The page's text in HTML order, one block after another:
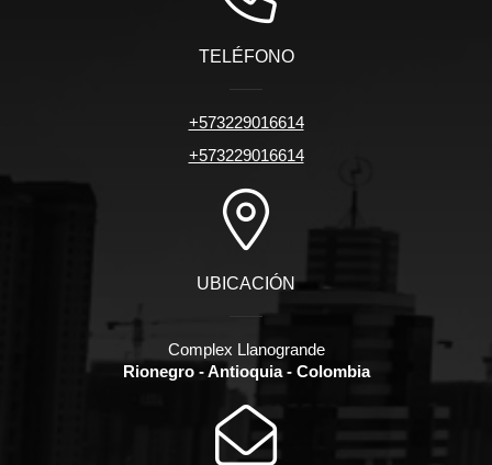
TELÉFONO
+573229016614
+573229016614
UBICACIÓN
Complex Llanogrande
Rionegro - Antioquia - Colombia